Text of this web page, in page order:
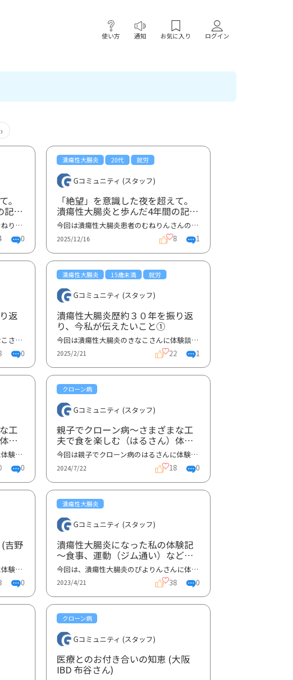
使い方 通知 お気に入り ログイン
›
。
記録
前回に続いて、潰瘍性大腸炎患者のむねりんさんの体験談第二弾です。 むねりんさん、ご寄稿ありがと...
0
潰瘍性大腸炎 20代 就労
Gコミュニティ (スタッフ)
「絶望」を意識した夜を超えて。
潰瘍性大腸炎と歩んだ4年間の記録
と、同志へのメッセージ①
今回は潰瘍性大腸炎患者のむねりんさんの体験談第一弾です。 むねりんさん、ご寄稿ありがとうござい...
2025/12/16 8 1
返
前回に引き続き、潰瘍性大腸炎のきなこさんの体験談です。体験談三部作の第二弾です。体験談②では中学生...
0
潰瘍性大腸炎 15歳未満 就労
Gコミュニティ (スタッフ)
潰瘍性大腸炎歴約３０年を振り返
り、今私が伝えたいこと①
今回は潰瘍性大腸炎のきなこさんに体験談を寄稿いただきました。体験談3部作の第一弾です。体験談①では...
2025/2/21 22 1
工
験
今回は親子でクローン病のはるさんに体験談を寄稿いただきました。体験談①では娘さんについて、②ではお...
0
クローン病
Gコミュニティ (スタッフ)
親子でクローン病～さまざまな工
夫で食を楽しむ（はるさん）体験
談①
今回は親子でクローン病のはるさんに体験談を寄稿いただきました。体験談①では娘さんについて、②ではお...
2024/7/22 18 0
吉野
今回はクローン病の吉野こまちさんに体験談をご寄稿いただきました。学生時代の発症から現在のお仕事に...
0
潰瘍性大腸炎
Gコミュニティ (スタッフ)
潰瘍性大腸炎になった私の体験記
～食事、運動（ジム通い）など生
活で心掛けていること～（ぴより
んさん）
今回は、潰瘍性大腸炎のぴよりんさんに体験談をご寄稿いただきました。ぴよりんさんは、発症時に主治医...
2023/4/21 38 0
クローン病
Gコミュニティ (スタッフ)
医療とのお付き合いの知恵 (大阪
IBD 布谷さん)